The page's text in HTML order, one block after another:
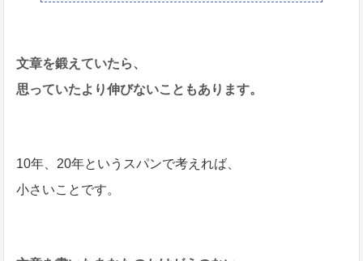
文章を鍛えていたら、
思っていたより伸びないこともあります。
10年、20年というスパンで考えれば、
小さいことです。